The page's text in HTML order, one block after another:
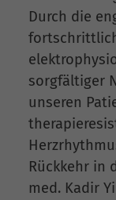
Durch die
sorgfältiger
unseren
Rückkehr in
med. Kadir